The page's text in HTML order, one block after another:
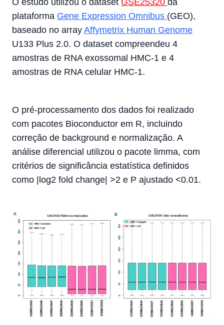
O estudo utilizou o dataset GSE25320 da
plataforma Gene Expression Omnibus (GEO),
baseado no array Affymetrix Human Genome
U133 Plus 2.0. O dataset compreendeu 4
amostras de RNA exossomal HMC-1 e 4
amostras de RNA celular HMC-1.
O pré-processamento dos dados foi realizado
com pacotes Bioconductor em R, incluindo
correção de background e normalização. A
análise diferencial utilizou o pacote limma, com
critérios de significância estatística definidos
como |log2 fold change| >2 e P ajustado <0.01.